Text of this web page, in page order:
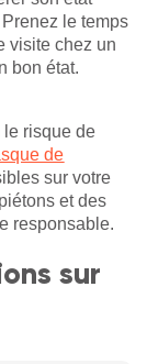
Prenez le temps
visite chez un
bon état.
le risque de
de
sur votre
et des
responsable.
sur